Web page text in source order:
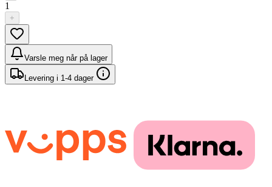
1
+
Varsle meg når på lager
Levering i 1-4 dager